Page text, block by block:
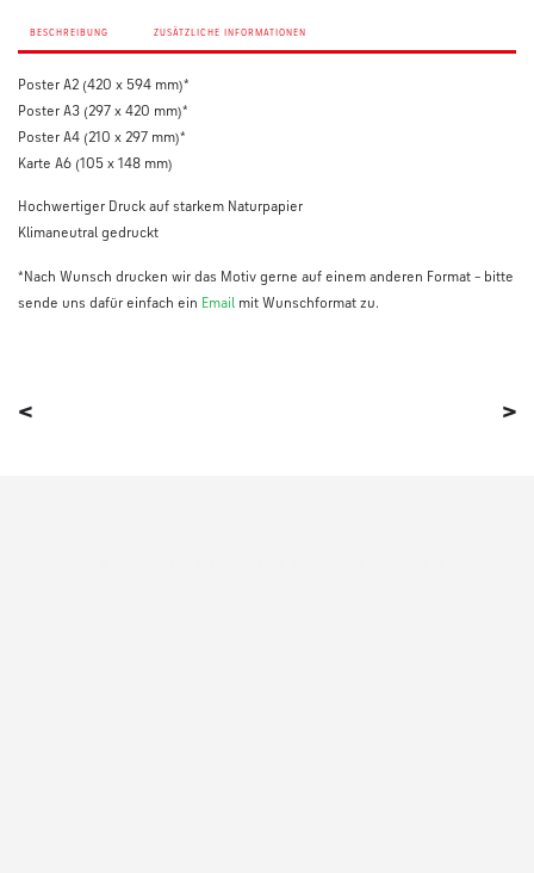
k
u
n
s
t
e
n
BESCHREIBUNG ZUSÄTZLICHE INFORMATIONEN
Poster A2 (420 x 594 mm)*
Poster A3 (297 x 420 mm)*
Poster A4 (210 x 297 mm)*
Karte A6 (105 x 148 mm)
Hochwertiger Druck auf starkem Naturpapier
Klimaneutral gedruckt
*Nach Wunsch drucken wir das Motiv gerne auf einem anderen Format – bitte
sende uns dafür einfach ein Email mit Wunschformat zu.
< >